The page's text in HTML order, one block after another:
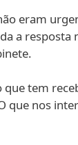
eram
a resposta
que tem
que nos